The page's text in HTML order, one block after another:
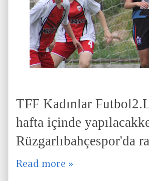
TFF Kadınlar
hafta içinde
Rüzgarlıbahçespor'da
Read more »